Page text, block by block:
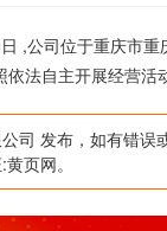
,公司位于重庆市
依法自主开展经营活
司 发布，如有错误
页网。